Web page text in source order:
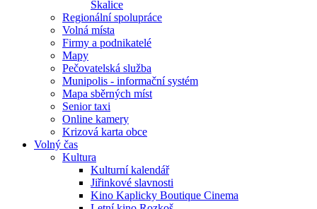
Skalice
Regionální spolupráce
Volná místa
Firmy a podnikatelé
Mapy
Pečovatelská služba
Munipolis - informační systém
Mapa sběrných míst
Senior taxi
Online kamery
Krizová karta obce
Volný čas
Kultura
Kulturní kalendář
Jiřinkové slavnosti
Kino Kaplicky Boutique Cinema